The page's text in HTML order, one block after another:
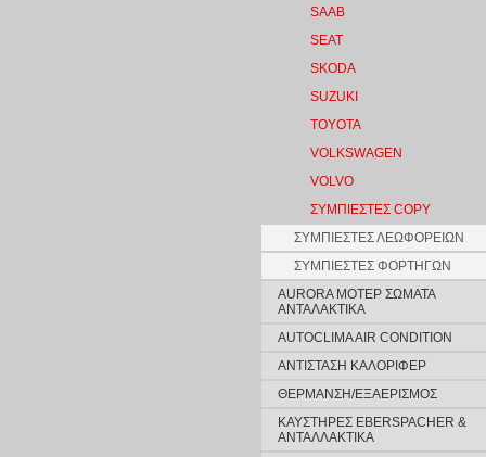
SAAB
SEAT
SKODA
SUZUKI
TOYOTA
VOLKSWAGEN
VOLVO
ΣΥΜΠΙΕΣΤΕΣ COPY
ΣΥΜΠΙΕΣΤΕΣ ΛΕΩΦΟΡΕΙΩΝ
ΣΥΜΠΙΕΣΤΕΣ ΦΟΡΤΗΓΩΝ
AURORA ΜΟΤΕΡ ΣΩΜΑΤΑ
ΑΝΤΑΛΑΚΤΙΚΑ
AUTOCLIMA AIR CONDITION
ΑΝΤΙΣΤΑΣΗ ΚΑΛΟΡΙΦΕΡ
ΘΕΡΜΑΝΣΗ/ΕΞΑΕΡΙΣΜΟΣ
ΚΑΥΣΤΗΡΕΣ EBERSPACHER &
ΑΝΤΑΛΛΑΚΤΙΚΑ